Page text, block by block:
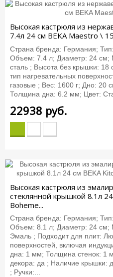
Высокая кастрюля из
7.4л 24 см BEKA Maestro \
Страна бренда: Германия;
Объем: 7.4 л; Диаметр: 24
сталь ; Высота без крышки:
тип нагревательных
газовые ; Вес: 1600 г; Дно: 20
Толщина дна: 6.2 мм; Цвет:
22938 руб.
Высокая кастрюля из
стеклянной крышкой 8.1л
Boheme...
Страна бренда: Германия;
Объем: 8.1 л; Диаметр: 24 см;
Эмаль ; Подходит для плит:
поверхностей, включая
дна: 1 мм; Толщина стенок: 1
декора: да ; Наличие крышки:
; Ручки:...